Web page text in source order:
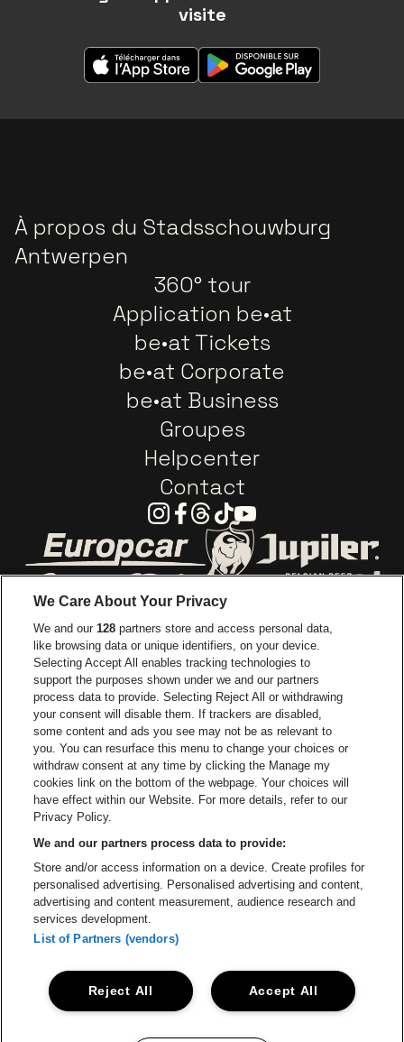
visite
À propos du Stadsschouwburg
Antwerpen
360° tour
Application be•at
be•at Tickets
be•at Corporate
be•at Business
Groupes
Helpcenter
Contact
Instagram
Facebook
Threads
TiktokYoutube
Visitez le site de Europcar
Visitez le site de Coca-Cola
Visitez le site de Red Bull
Visitez le
Visitez le site de Champagne Pommery
Visitez le site de Le
Visitez le site de Le logo Lillet en
Visitez le site
Visitez le site de Gazet van
Visitez le site
Stadsschouwburg Antwerpen fait partie debe•at
Stadsschouwburg Antwerpen
Be-At Venues
Schijnpoortweg 119, 2170 Anvers
BTW (BE) 0461.051.688 - RPR Antwerpen
BNP Paribas Fortis - IBAN: BE93 2200 4925 0067 - BIC:
GEBABEBB
ProclaimerCookiesManage my cookiesPrivacy
We Care About Your Privacy
We and our128 partners store and access personal data,
like browsing data or unique identifiers, on your device.
Selecting Accept All enables tracking technologies to
support the purposes shown under we and our partners
process data to provide. Selecting Reject All or withdrawing
your consent will disable them. If trackers are disabled,
some content and ads you see may not be as relevant to
you. You can resurface this menu to change your choices or
withdraw consent at any time by clicking the Manage my
cookies link on the bottom of the webpage. Your choices will
have effect within our Website. For more details, refer to our
Privacy Policy.
We and our partners process data to provide:
Store and/or access information on a device. Create profiles for
personalised advertising. Personalised advertising and content,
advertising and content measurement, audience research and
services development.
List of Partners (vendors)
Accept All
Reject All